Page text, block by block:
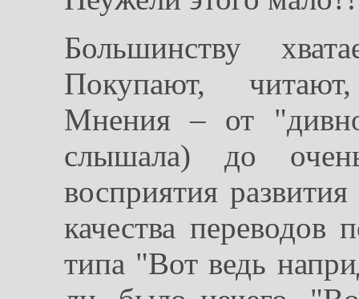
Большинству
Покупают,
Мнения – от
слышала) до
восприятия
качества переводов
типа "Вот ведь